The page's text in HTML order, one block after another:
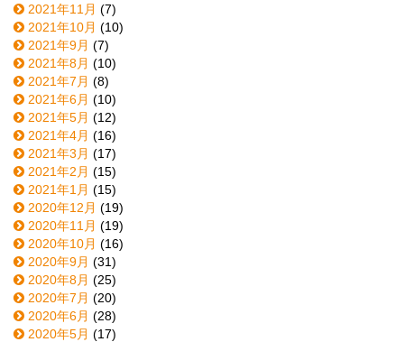
2021年11月 (7)
2021年10月 (10)
2021年9月 (7)
2021年8月 (10)
2021年7月 (8)
2021年6月 (10)
2021年5月 (12)
2021年4月 (16)
2021年3月 (17)
2021年2月 (15)
2021年1月 (15)
2020年12月 (19)
2020年11月 (19)
2020年10月 (16)
2020年9月 (31)
2020年8月 (25)
2020年7月 (20)
2020年6月 (28)
2020年5月 (17)